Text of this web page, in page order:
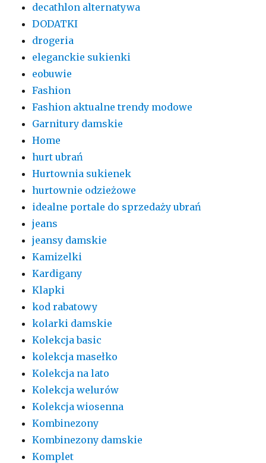
decathlon alternatywa
DODATKI
drogeria
eleganckie sukienki
eobuwie
Fashion
Fashion aktualne trendy modowe
Garnitury damskie
Home
hurt ubrań
Hurtownia sukienek
hurtownie odzieżowe
idealne portale do sprzedaży ubrań
jeans
jeansy damskie
Kamizelki
Kardigany
Klapki
kod rabatowy
kolarki damskie
Kolekcja basic
kolekcja masełko
Kolekcja na lato
Kolekcja welurów
Kolekcja wiosenna
Kombinezony
Kombinezony damskie
Komplet